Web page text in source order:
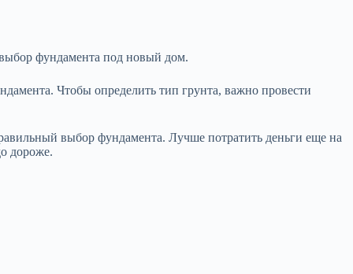
выбор фундамента под новый дом.
Чтобы определить тип грунта, важно провести
выбор фундамента. Лучше потратить деньги еще на
дороже.